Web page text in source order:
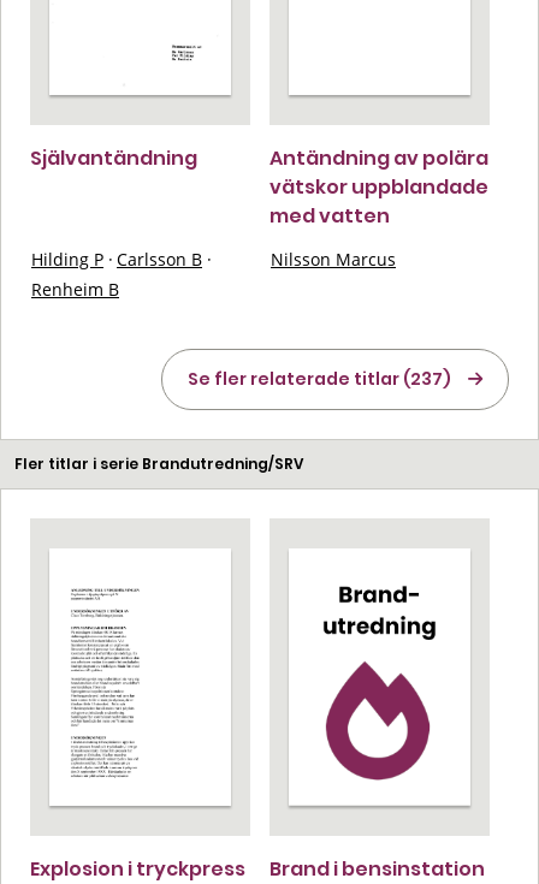
Självantändning
Hilding P · Carlsson B ·
Renheim B
Antändning av polära
vätskor uppblandade
med vatten
Nilsson Marcus
Se fler relaterade titlar (237)
Fler titlar i serie Brandutredning/SRV
Explosion i tryckpress Brand i bensinstation